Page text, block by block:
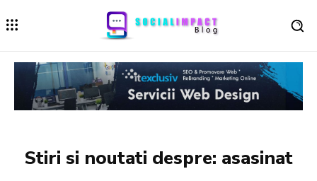
Stiri si noutati despre: asasinat